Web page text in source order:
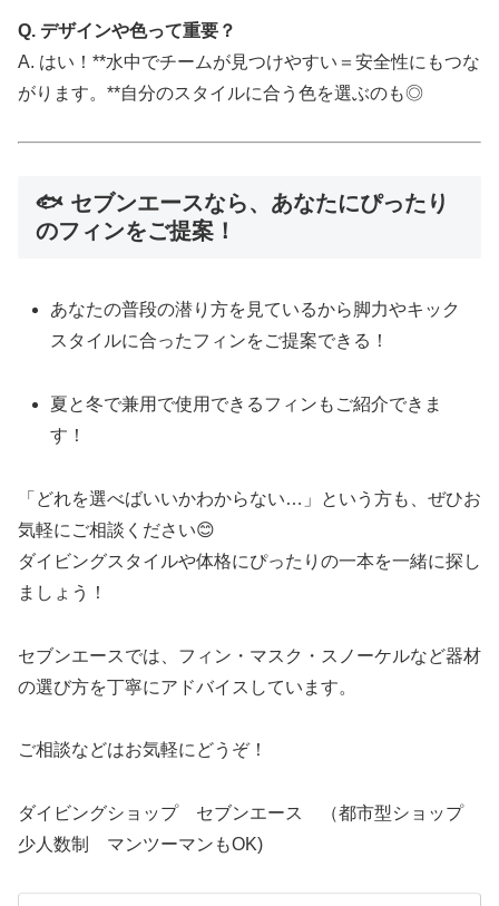
Q. デザインや色って重要？
A. はい！**水中でチームが見つけやすい＝安全性にもつな
がります。**自分のスタイルに合う色を選ぶのも◎
🐟 セブンエースなら、あなたにぴったり
のフィンをご提案！
あなたの普段の潜り方を見ているから脚力やキック
スタイルに合ったフィンをご提案できる！
夏と冬で兼用で使用できるフィンもご紹介できま
す！
「どれを選べばいいかわからない…」という方も、ぜひお
気軽にご相談ください😊
ダイビングスタイルや体格にぴったりの一本を一緒に探し
ましょう！
セブンエースでは、フィン・マスク・スノーケルなど器材
の選び方を丁寧にアドバイスしています。
ご相談などはお気軽にどうぞ！
ダイビングショップ セブンエース （都市型ショップ
少人数制 マンツーマンもOK)